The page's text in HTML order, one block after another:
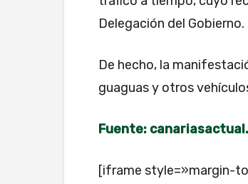
Delegación del Gobierno.
De hecho, la
guaguas y otros
Fuente:
[iframe style=»margin-